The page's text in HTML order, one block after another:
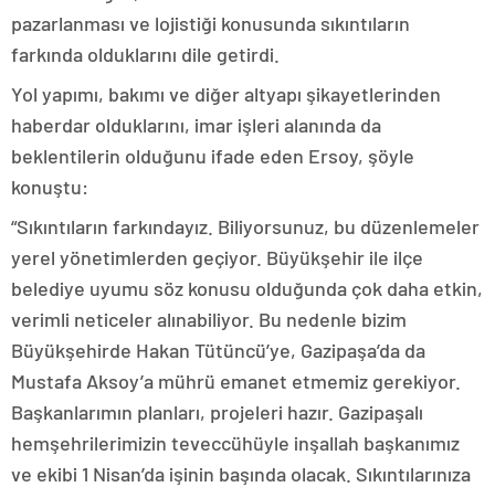
pazarlanması ve lojistiği konusunda sıkıntıların
farkında olduklarını dile getirdi.
Yol yapımı, bakımı ve diğer altyapı şikayetlerinden
haberdar olduklarını, imar işleri alanında da
beklentilerin olduğunu ifade eden Ersoy, şöyle
konuştu:
“Sıkıntıların farkındayız. Biliyorsunuz, bu düzenlemeler
yerel yönetimlerden geçiyor. Büyükşehir ile ilçe
belediye uyumu söz konusu olduğunda çok daha etkin,
verimli neticeler alınabiliyor. Bu nedenle bizim
Büyükşehirde Hakan Tütüncü’ye, Gazipaşa’da da
Mustafa Aksoy’a mührü emanet etmemiz gerekiyor.
Başkanlarımın planları, projeleri hazır. Gazipaşalı
hemşehrilerimizin teveccühüyle inşallah başkanımız
ve ekibi 1 Nisan’da işinin başında olacak. Sıkıntılarınıza